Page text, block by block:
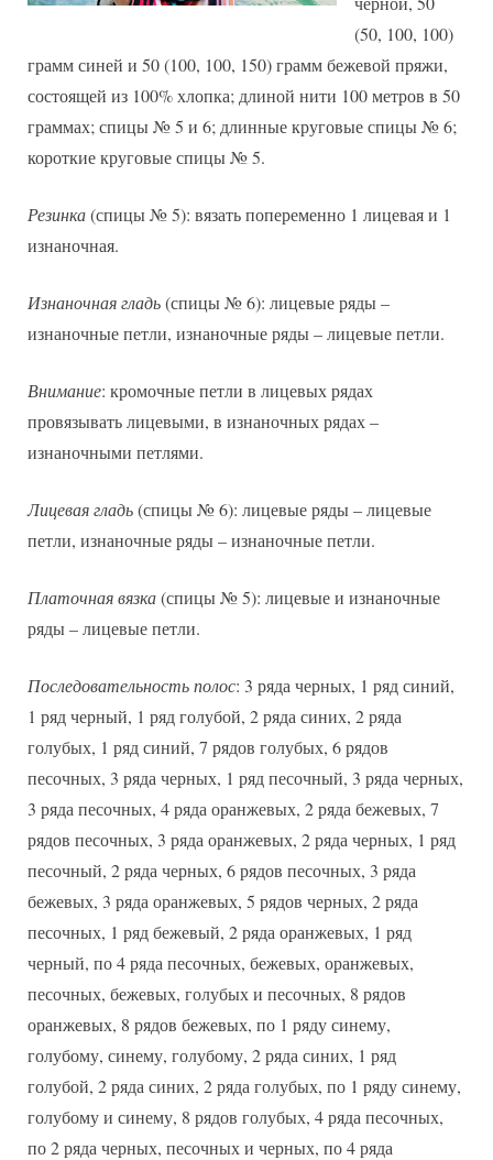
(50, 100, 100)
грамм синей и 50 (100, 100, 150) грамм бежевой пряжи,
состоящей из 100% хлопка; длиной нити 100 метров в 50
граммах; спицы № 5 и 6; длинные круговые спицы № 6;
короткие круговые спицы № 5.
Резинка(спицы № 5): вязать попеременно 1 лицевая и 1
изнаночная.
Изнаночная гладь(спицы № 6): лицевые ряды –
изнаночные петли, изнаночные ряды – лицевые петли.
Внимание: кромочные петли в лицевых рядах
провязывать лицевыми, в изнаночных рядах –
изнаночными петлями.
Лицевая гладь(спицы № 6): лицевые ряды – лицевые
петли, изнаночные ряды – изнаночные петли.
Платочная вязка(спицы № 5): лицевые и изнаночные
ряды – лицевые петли.
Последовательность полос: 3 ряда черных, 1 ряд синий,
1 ряд черный, 1 ряд голубой, 2 ряда синих, 2 ряда
голубых, 1 ряд синий, 7 рядов голубых, 6 рядов
песочных, 3 ряда черных, 1 ряд песочный, 3 ряда черных,
3 ряда песочных, 4 ряда оранжевых, 2 ряда бежевых, 7
рядов песочных, 3 ряда оранжевых, 2 ряда черных, 1 ряд
песочный, 2 ряда черных, 6 рядов песочных, 3 ряда
бежевых, 3 ряда оранжевых, 5 рядов черных, 2 ряда
песочных, 1 ряд бежевый, 2 ряда оранжевых, 1 ряд
черный, по 4 ряда песочных, бежевых, оранжевых,
песочных, бежевых, голубых и песочных, 8 рядов
оранжевых, 8 рядов бежевых, по 1 ряду синему,
голубому, синему, голубому, 2 ряда синих, 1 ряд
голубой, 2 ряда синих, 2 ряда голубых, по 1 ряду синему,
голубому и синему, 8 рядов голубых, 4 ряда песочных,
по 2 ряда черных, песочных и черных, по 4 ряда